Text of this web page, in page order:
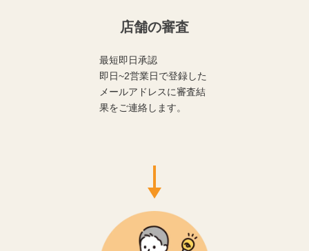
店舗の審査
最短即日承認
即日~2営業日で登録した
メールアドレスに審査結
果をご連絡します。